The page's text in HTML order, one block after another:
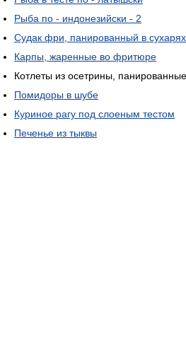
Рыба по - индонезийски - 2
Судак фри, панированный в сухарях
Карпы, жаренные во фритюре
Котлеты из осетрины,
Помидоры в шубе
Куриное рагу под слоеным тестом
Печенье из тыквы